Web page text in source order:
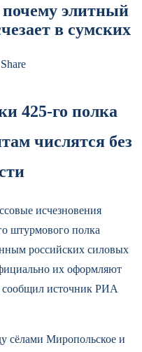
почему элитный
в сумских
Share
425-го полка
числятся без
исчезновения
штурмового полка
российских силовых
их оформляют
сообщил источник РИА
сёлами Миропольское и